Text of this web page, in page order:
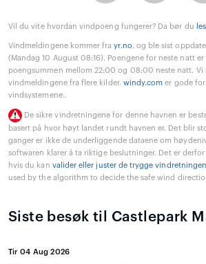
Vil du vite hvordan vindpoeng fungerer? Da bør du
Vindmeldingene kommer frayr.no, og ble sist
(Mandag 10 August 08:16). Poengene for neste natt
poengsummen mellom 22:00 og 08:00 neste natt. Vi
vindmeldingene fra flere kilder. windy.com er gode for
vindsystemene..
De sikre vindretningene for denne havnen er
basert på hvor høyt landet rundt havnen er. Det blir
ganger er ikke de underliggende dataene om
softwaren klarer å ta riktige beslutninger. Det er
hvis du kan valider eller juster de trygge
used by the algorithm to decide the safe wind
Siste besøk til Castlepark
Tir 04 Aug 2026